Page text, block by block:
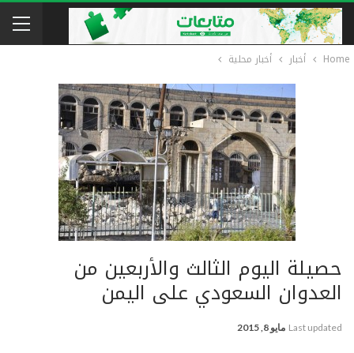
Home أخبار أخبار محلية
حصيلة اليوم الثالث والأربعين من
العدوان السعودي على اليمن
Last updated مايو 8, 2015